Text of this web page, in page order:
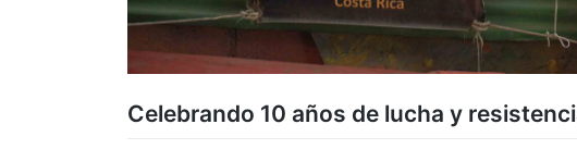
Celebrando 10 años de lucha y